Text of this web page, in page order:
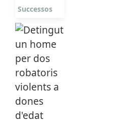
Successos